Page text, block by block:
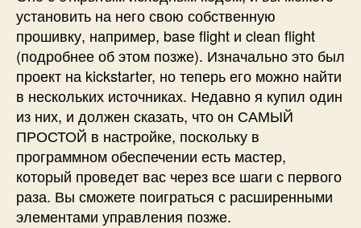
установить на него свою собственную
прошивку, например, base flight и clean flight
(подробнее об этом позже). Изначально это был
проект на kickstarter, но теперь его можно найти
в нескольких источниках. Недавно я купил один
из них, и должен сказать, что он САМЫЙ
ПРОСТОЙ в настройке, поскольку в
программном обеспечении есть мастер,
который проведет вас через все шаги с первого
раза. Вы сможете поиграться с расширенными
элементами управления позже.